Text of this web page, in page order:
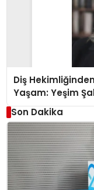
Diş
Yaşam: Yeşim
Son Dakika